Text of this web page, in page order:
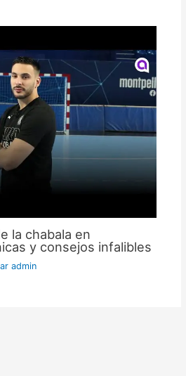
la chabala en
y consejos infalibles
admin